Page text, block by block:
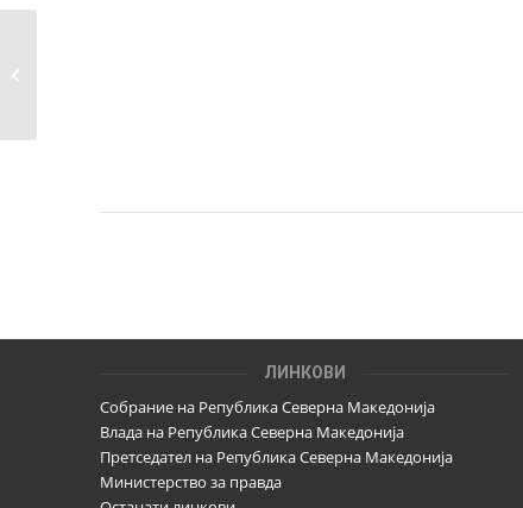
ЛИНКОВИ
Собрание на Република Северна Македонија
Влада на Република Северна Македонија
Претседател на Република Северна Македонија
Министерство за правда